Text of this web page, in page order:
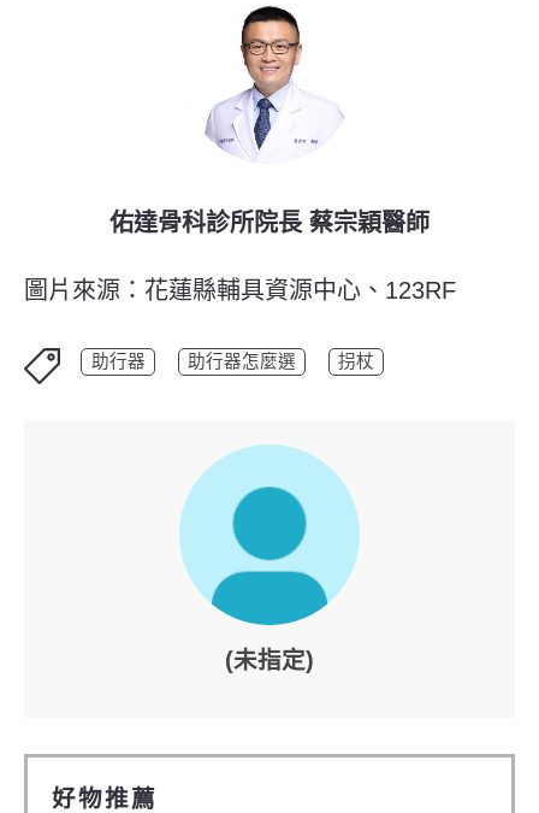
佑達骨科診所院長 蔡宗穎醫師
圖片來源：花蓮縣輔具資源中心、123RF
助行器 助行器怎麼選 拐杖
(未指定)
好物推薦